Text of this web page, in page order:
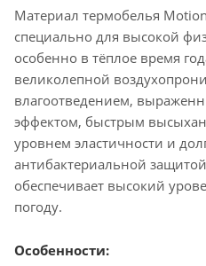
Материал термобелья
специально для высокой
особенно в тёплое время
великолепной
влагоотведением,
эффектом, быстрым
уровнем эластичности и
антибактериальной
обеспечивает высокий
погоду.
Особенности: